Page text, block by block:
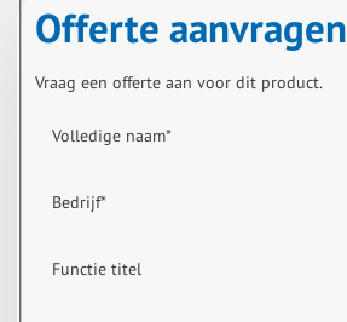
Offerte aanvragen
Vraag een offerte aan voor dit product.
Volledige naam*
Bedrijf*
Functie titel